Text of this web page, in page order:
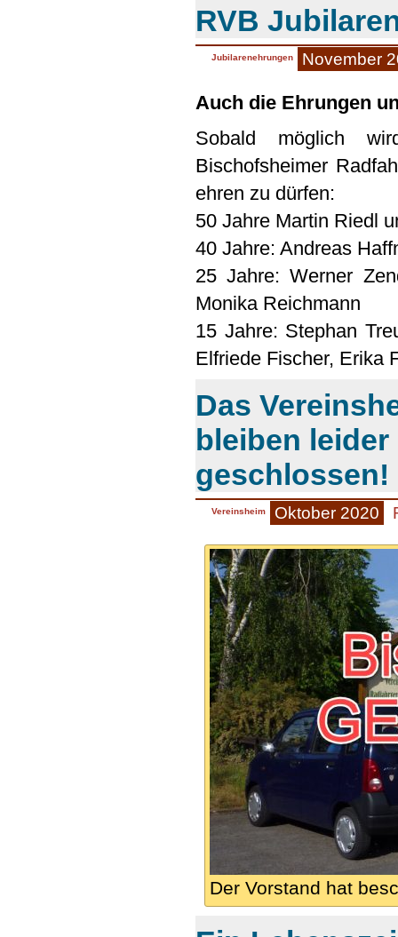
RVB
November
Jubilarenehrungen
Auch die Ehrungen
Sobald möglich
Bischofsheimer
ehren zu dürfen:
50 Jahre Martin Riedl
40 Jahre: Andreas
25 Jahre: Werner
Monika Reichmann
15 Jahre: Stephan
Elfriede Fischer, Erika
Das
bleiben leider
geschlossen!
Oktober 2020
Vereinsheim
Der Vorstand hat